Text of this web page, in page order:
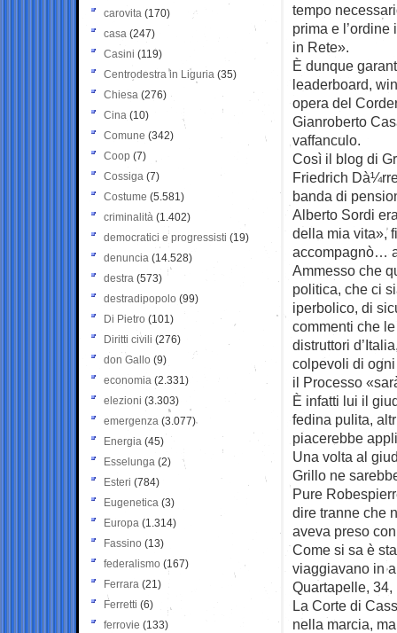
tempo
prima e
in Rete».
È dunque
leaderboard,
opera del
Gianroberto
vaffanculo.
Così il blog di
Friedrich
banda di
Alberto Sordi
della mia vita»,
accompagnò…
Ammesso che
politica, che ci
iperbolico, di
commenti che
distruttori
colpevoli di
il Processo
È infatti lui il
fedina pulita,
piacerebbe
Una volta al
Grillo ne
Pure
dire tranne che
aveva preso
Come si sa è
viaggiavano in
Quartapelle,
La Corte di
nella marcia,
carovita (170)
casa (247)
Casini (119)
Centrodestra in Liguria (35)
Chiesa (276)
Cina (10)
Comune (342)
Coop (7)
Cossiga (7)
Costume (5.581)
criminalità (1.402)
democratici e progressisti (19)
denuncia (14.528)
destra (573)
destradipopolo (99)
Di Pietro (101)
Diritti civili (276)
don Gallo (9)
economia (2.331)
elezioni (3.303)
emergenza (3.077)
Energia (45)
Esselunga (2)
Esteri (784)
Eugenetica (3)
Europa (1.314)
Fassino (13)
federalismo (167)
Ferrara (21)
Ferretti (6)
ferrovie (133)